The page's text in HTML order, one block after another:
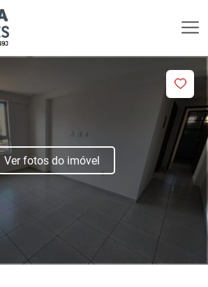
Ver fotos do imóvel